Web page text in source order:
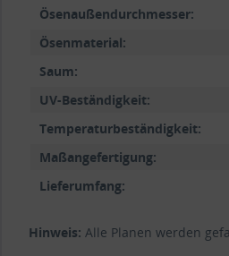
Ösenaußendurchmesser:
Ösenmaterial:
Saum:
UV-Beständigkeit:
Temperaturbeständigkeit:
Maßangefertigung:
Lieferumfang:
Hinweis: Alle Planen werden